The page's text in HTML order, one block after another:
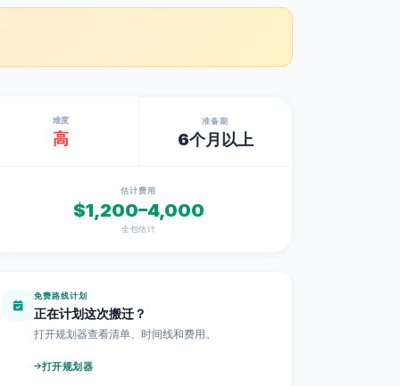
难度
高
准备期
6个月以上
估计费用
$1,200–4,000
全包估计
免费路线计划
正在计划这次搬迁？
打开规划器查看清单、时间线和费用。
打开规划器